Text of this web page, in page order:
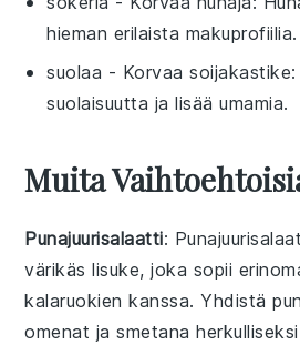
hieman erilaista makuprofiilia.
suolaa - Korvaasoijakastike
suolaisuutta ja lisää umamia.
Muita
Punajuurisalaatti:
värikäs lisuke, joka sopii
kalaruokien kanssa. Yhdistä
omenat jasmetana